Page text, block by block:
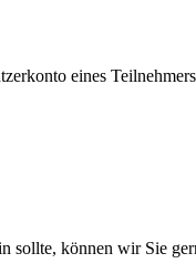
eines
sollte, können wir Sie